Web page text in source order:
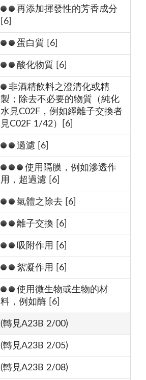
再添加揮發性的芳香成分
[6]
蛋白質 [6]
酸化物質 [6]
非酒精飲料之澄清化或精
製；除去不必要的物質（純化
水見C02F，例如經離子交換者
見C02F 1/42）[6]
過濾 [6]
使用隔膜，例如滲透作
用，超過濾 [6]
氣體之除去 [6]
離子交換 [6]
吸附作用 [6]
絮凝作用 [6]
使用微生物或生物的材
料，例如酶 [6]
(轉見A23B 2/00)
(轉見A23B 2/05)
(轉見A23B 2/08)